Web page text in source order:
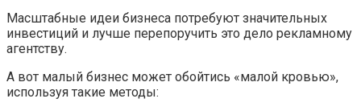
Масштабные идеи бизнеса потребуют значительных
инвестиций и лучше перепоручить это дело рекламному
агентству.
А вот малый бизнес может обойтись «малой кровью»,
используя такие методы: